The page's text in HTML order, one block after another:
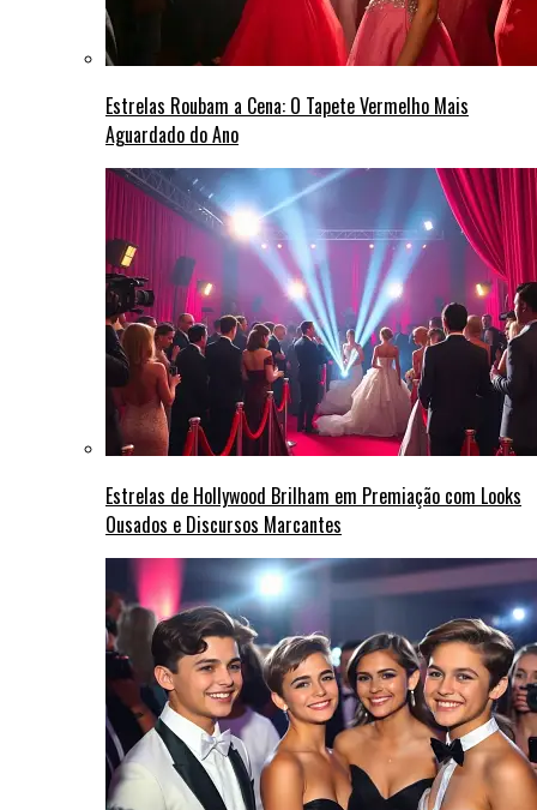
Estrelas Roubam a Cena: O Tapete Vermelho Mais
Aguardado do Ano
Estrelas de Hollywood Brilham em Premiação com Looks
Ousados e Discursos Marcantes